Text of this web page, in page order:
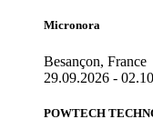
Micronora
Besançon, France
29.09.2026 -
POWTECH